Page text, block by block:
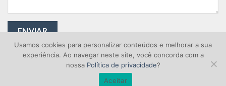
Copyright © 2026 Área Industrial
Usamos cookies para personalizar conteúdos e melhorar a sua
experiência. Ao navegar neste site, você concorda com a
nossa Política de privacidade?
Aceitar